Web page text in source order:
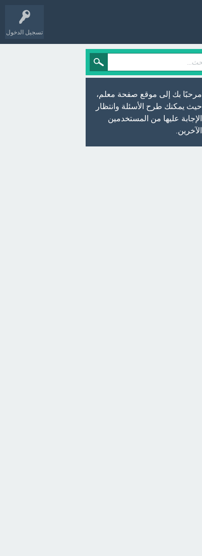
تسجيل الدخول
مرحبًا بك إلى موقع صفحة معلم،
حيث يمكنك طرح الأسئلة وانتظار
الإجابة عليها من المستخدمين
الآخرين.